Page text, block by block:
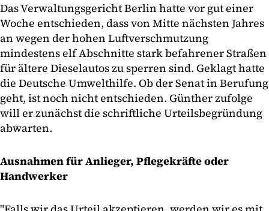
Das Verwaltungsgericht Berlin hatte vor gut einer
Woche entschieden, dass von Mitte nächsten Jahres
an wegen der hohen Luftverschmutzung
mindestens elf Abschnitte stark befahrener Straßen
für ältere Dieselautos zu sperren sind. Geklagt hatte
die Deutsche Umwelthilfe. Ob der Senat in Berufung
geht, ist noch nicht entschieden. Günther zufolge
will er zunächst die schriftliche Urteilsbegründung
abwarten.
Ausnahmen für Anlieger, Pflegekräfte oder
Handwerker